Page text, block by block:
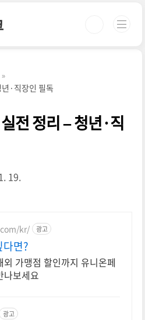
·직장인 필독
전 정리 – 청년·직
19.
kr/ 광고
면?
가맹점 할인까지 유니온페
나보세요
광고